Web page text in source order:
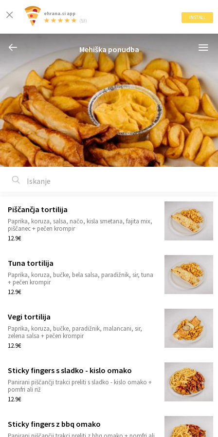
ehrana.si app
(53)
INSTALL
Mehiška ponudba
Piščančja tortilija
Paprika, koruza, salsa, načo, kisla smetana, fajita mix,
piščanec + pečen krompir
12.9€
Tuna tortilija
Paprika, koruza, bučke, bela salsa, paradižnik, sir, tuna
+ pečen krompir
12.9€
Vegi tortilija
Paprika, koruza, bučke, paradižnik, malancani, sir,
zelena salsa + pečen krompir
12.9€
Sticky fingers s sladko - kislo omako
Panirani piščančji trakci preliti s sladko - kislo omako +
pomfri ali riž
12.9€
Sticky fingers z bbq omako